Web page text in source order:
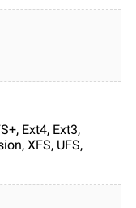
Ext4, Ext3,
XFS, UFS,